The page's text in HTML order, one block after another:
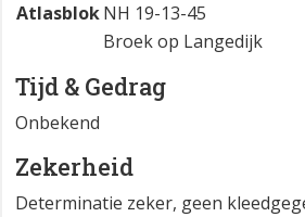
AtlasblokNH 19-13-45
Broek op Langedijk
Tijd & Gedrag
Onbekend
Zekerheid
Determinatie zeker, geen